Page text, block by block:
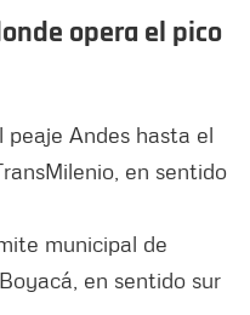
opera el pico
Andes hasta el
en sentido
municipal de
en sentido sur